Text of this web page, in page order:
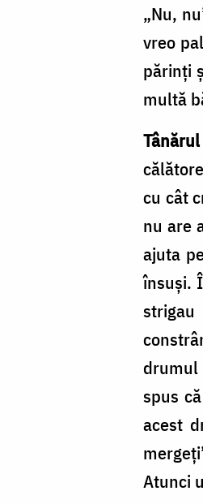
„Nu,
vreo
părinţi
multă
cu cât
nu are
ajuta
însuşi.
drumul
spus
acest
Atunci